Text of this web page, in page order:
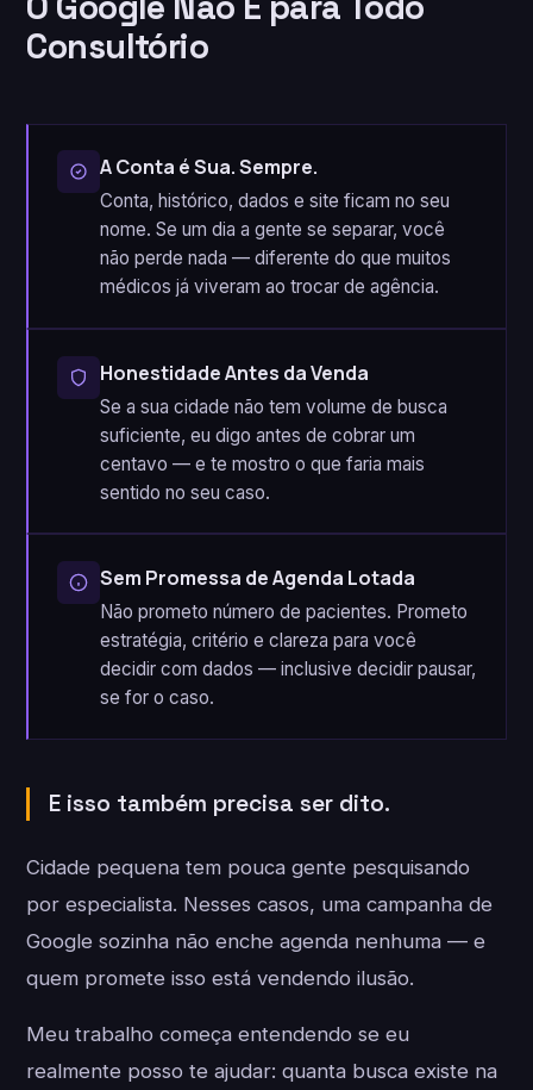
Consultório
A Conta é Sua. Sempre.
Conta, histórico, dados e site ficam no seu
nome. Se um dia a gente se separar, você
não perde nada — diferente do que muitos
médicos já viveram ao trocar de agência.
Honestidade Antes da Venda
Se a sua cidade não tem volume de busca
suficiente, eu digo antes de cobrar um
centavo — e te mostro o que faria mais
sentido no seu caso.
Sem Promessa de Agenda Lotada
Não prometo número de pacientes. Prometo
estratégia, critério e clareza para você
decidir com dados — inclusive decidir pausar,
se for o caso.
E isso também precisa ser dito.
Cidade pequena tem pouca gente pesquisando
por especialista. Nesses casos, uma campanha de
Google sozinha não enche agenda nenhuma — e
quem promete isso está vendendo ilusão.
Meu trabalho começa entendendo se eu
realmente posso te ajudar: quanta busca existe na